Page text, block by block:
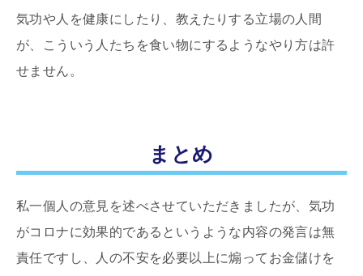
気功や人を健康にしたり、教えたりする立場の人間
が、こういう人たちを食い物にするようなやり方は許
せません。
まとめ
私一個人の意見を述べさせていただきましたが、気功
がコロナに効果的であるというような内容の発言は無
責任ですし、人の不安を必要以上に煽ってお金儲けを